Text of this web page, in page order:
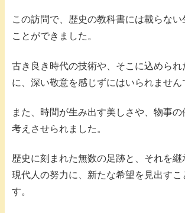
この訪問で、歴史の教科書には載らない
ことができました。
古き良き時代の技術や、そこに込められ
に、深い敬意を感じずにはいられません
また、時間が生み出す美しさや、物事の
考えさせられました。
歴史に刻まれた無数の足跡と、それを継
現代人の努力に、新たな希望を見出す
す。